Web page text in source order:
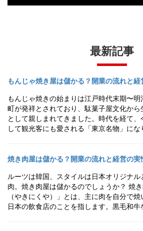
最新記事
もんじゃ焼き屋は儲かる？開業の流れと経
もんじゃ焼きの始まりは江戸時代末期〜
町が発祥とされており、駄菓子屋文化か
として親しまれてきました。時代を経て、
して観光客にも愛される「東京名物」にな
焼き肉屋は儲かる？開業の流れと経営の実
ルーツは韓国、スタイルは日本オリジナ
肉。焼き肉屋は儲かるのでしょうか？ 焼
（やきにくや）」とは、主に肉を自分で
日本の飲食店のことを指します。黒毛和牛